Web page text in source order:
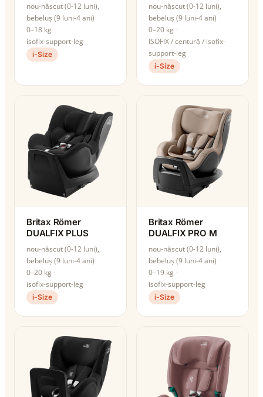
nou-născut (0-12 luni),
bebeluș (9 luni-4 ani)
0–18 kg
isofix-support-leg
i-Size
nou-născut (0-12 luni),
bebeluș (9 luni-4 ani)
0–20 kg
ISOFIX / centură / isofix-
support-leg
i-Size
Britax Römer
DUALFIX PLUS
nou-născut (0-12 luni),
bebeluș (9 luni-4 ani)
0–20 kg
isofix-support-leg
i-Size
Britax Römer
DUALFIX PRO M
nou-născut (0-12 luni),
bebeluș (9 luni-4 ani)
0–19 kg
isofix-support-leg
i-Size